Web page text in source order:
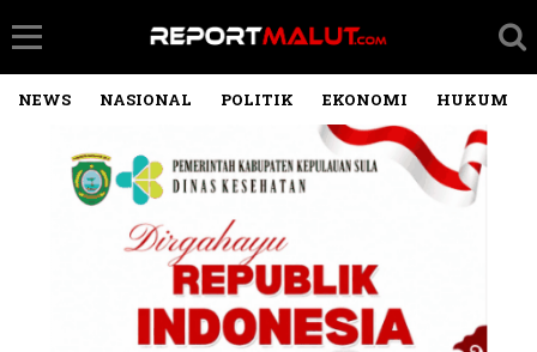
NEWS NASIONAL POLITIK EKONOMI HUKUM